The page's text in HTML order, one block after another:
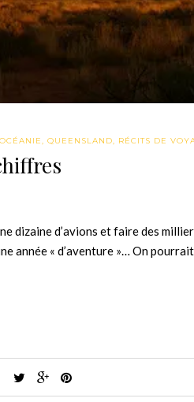
OCÉANIE, QUEENSLAND, RÉCITS DE
dizaine d’avions et faire des
année « d’aventure »… On